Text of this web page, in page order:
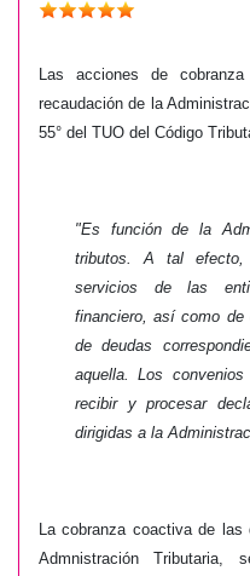
Las acciones de
recaudación de la
55° del TUO del Código
"Es función de la
tributos. A tal efecto,
servicios de las
financiero, así como de
de deudas
aquella. Los
recibir y procesar
dirigidas a la
La cobranza coactiva de
Admnistración